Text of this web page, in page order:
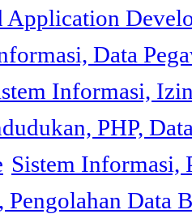
Application
Data
Informasi,
PHP,
Sistem Informasi,
Pengolahan Data